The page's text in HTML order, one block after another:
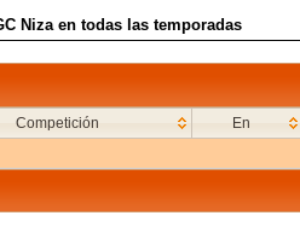
Niza en todas las temporadas
Competición En